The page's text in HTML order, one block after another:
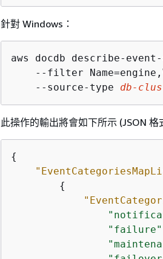
針對 Windows：
aws docdb describe-
--filter
    --source-type
db-
此操作的輸出將會如下所示 (JSON 格
{
{
"failure"